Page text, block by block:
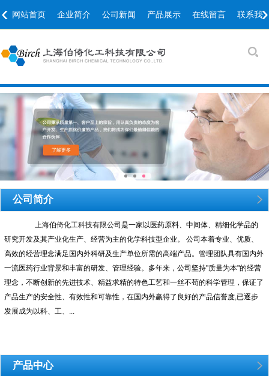
网站首页 企业简介 公司新闻 产品展示 在线留言 联系我
‹ ›
公司简介
上海伯倚化工科技有限公司 是一家以医药原料、中间体、精细化学品的
研究开发及其产业化生产、经营为主的化学科技型企业。 公司本着专业、优质、
高效的经营理念满足国内外科研及生产单位所需的高端产品。管理团队具有国内外
一流医药行业背景和丰富的研发、管理经验。多年来，公司坚持"质量为本"的经营
理念，不断创新的先进技术、精益求精的特色工艺和一丝不苟的科学管理，保证了
产品生产的安全性、有效性和可靠性，在国内外赢得了良好的产品信誉度,已逐步
发展成为以科、工、...
产品中心